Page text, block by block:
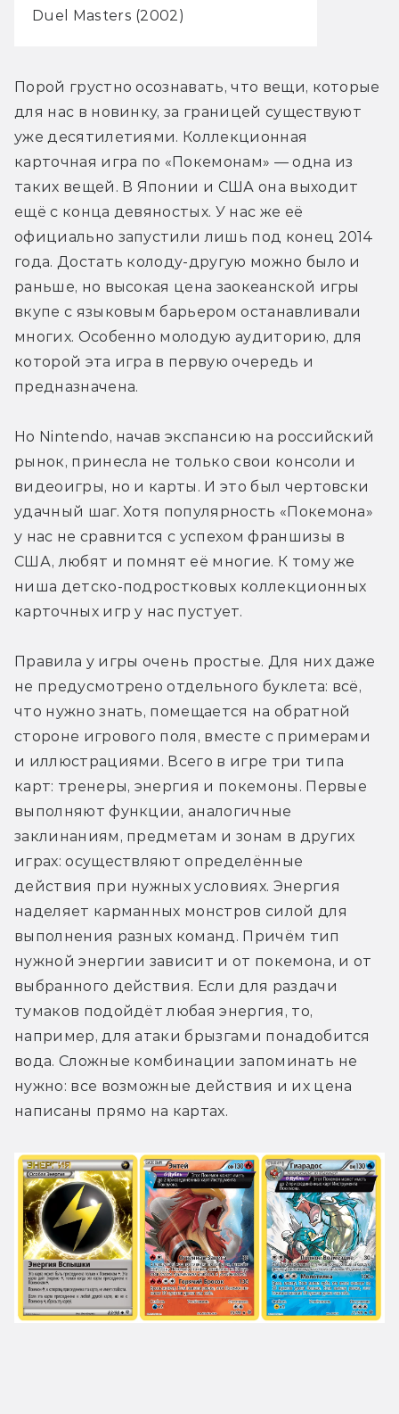
Duel Masters (2002)
Порой грустно осознавать, что вещи, которые
для нас в новинку, за границей существуют
уже десятилетиями. Коллекционная
карточная игра по «Покемонам» — одна из
таких вещей. В Японии и США она выходит
ещё с конца девяностых. У нас же её
официально запустили лишь под конец 2014
года. Достать колоду-другую можно было и
раньше, но высокая цена заокеанской игры
вкупе с языковым барьером останавливали
многих. Особенно молодую аудиторию, для
которой эта игра в первую очередь и
предназначена.
Но Nintendo, начав экспансию на российский
рынок, принесла не только свои консоли и
видеоигры, но и карты. И это был чертовски
удачный шаг. Хотя популярность «Покемона»
у нас не сравнится с успехом франшизы в
США, любят и помнят её многие. К тому же
ниша детско-подростковых коллекционных
карточных игр у нас пустует.
Правила у игры очень простые. Для них даже
не предусмотрено отдельного буклета: всё,
что нужно знать, помещается на обратной
стороне игрового поля, вместе с примерами
и иллюстрациями. Всего в игре три типа
карт: тренеры, энергия и покемоны. Первые
выполняют функции, аналогичные
заклинаниям, предметам и зонам в других
играх: осуществляют определённые
действия при нужных условиях. Энергия
наделяет карманных монстров силой для
выполнения разных команд. Причём тип
нужной энергии зависит и от покемона, и от
выбранного действия. Если для раздачи
тумаков подойдёт любая энергия, то,
например, для атаки брызгами понадобится
вода. Сложные комбинации запоминать не
нужно: все возможные действия и их цена
написаны прямо на картах.